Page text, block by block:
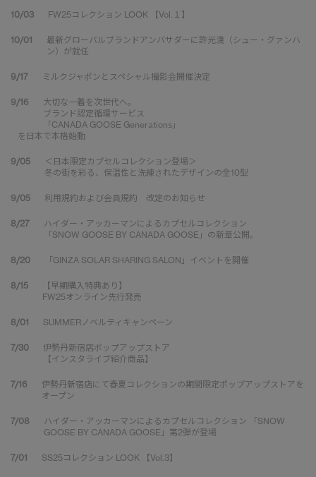
10/03 FW25コレクション LOOK 【Vol.１】
10/01
最新グローバルブランドアンバサダーに許光漢（シュー・グァンハ
ン）が就任
9/17 ミルクジャポンとスペシャル撮影会開催決定
9/16
大切な一着を次世代へ。
ブランド認定循環サービス
「CANADA GOOSE Generations」
を日本で本格始動
9/05
＜日本限定カプセルコレクション登場＞
冬の街を彩る、保温性と洗練されたデザインの全10型
9/05 利用規約および会員規約 改定のお知らせ
8/27
ハイダー・アッカーマンによるカプセルコレクション
「SNOW GOOSE BY CANADA GOOSE」の新章公開。
8/20 「GINZA SOLAR SHARING SALON」イベントを開催
8/15
【早期購入特典あり】
FW25オンライン先行発売
8/01 SUMMERノベルティキャンペーン
7/30
伊勢丹新宿店ポップアップストア
【インスタライブ紹介商品】
7/16
伊勢丹新宿店にて春夏コレクションの期間限定ポップアップストアを
オープン
7/08
ハイダー・アッカーマンによるカプセルコレクション 「SNOW
GOOSE BY CANADA GOOSE」第2弾が登場
7/01 SS25コレクション LOOK 【Vol.3】